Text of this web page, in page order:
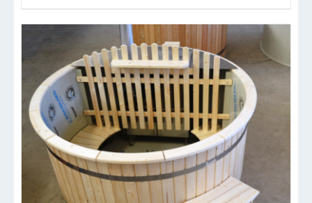
AUSFÜHRUNG WÄHLEN DIESES
PRODUKT
WEIST
MEHRERE
VARIANTEN
DETAILS